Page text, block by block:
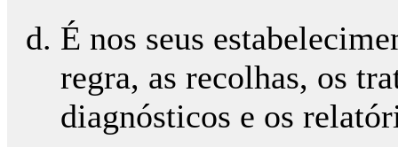
É nos seus
regra, as recolhas, os
diagnósticos e os